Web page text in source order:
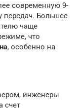
современную 9-
передач. Большее
чаще
что
, особенно на
инженеры
счет